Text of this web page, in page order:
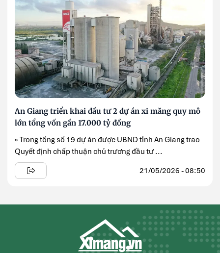
An Giang triển khai đầu tư 2 dự án xi măng quy mô
lớn tổng vốn gần 17.000 tỷ đồng
» Trong tổng số 19 dự án được UBND tỉnh An Giang trao
Quyết định chấp thuận chủ trương đầu tư ...
21/05/2026 - 08:50